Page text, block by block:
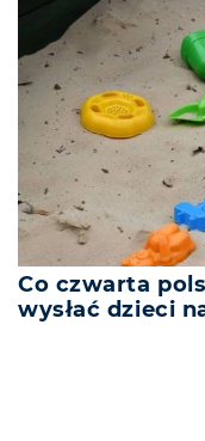
Co czwarta
wysłać dzieci